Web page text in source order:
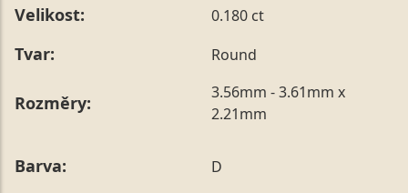
Velikost: 0.180 ct
Tvar: Round
Rozměry:
3.56mm - 3.61mm x
2.21mm
Barva: D